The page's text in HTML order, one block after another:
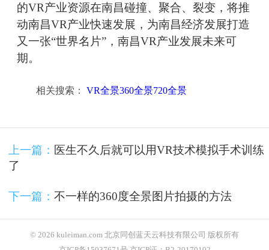
的VR产业资源在南昌碰撞、聚合、裂变，将推
动南昌VR产业快速发展，为南昌经济发展打造
又一张“世界名片”，南昌VR产业发展未来可
期。
相关搜索： VR全景360全景720全景
上一篇： 医生不久后就可以用VR技术模拟手术训练
了
下一篇： 不一样的360度全景图片拍摄的方法
© 2026 kuleiman.com 北京同创蓝天云科技有限公司 版权所有